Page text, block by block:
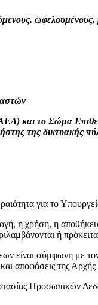
και το Σώμα
της δικτυακής
για το
η χρήση, η
ή
είναι σύμφωνη με
και αποφάσεις της
Προσωπικών